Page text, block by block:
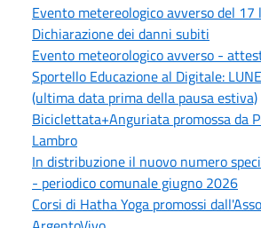
Evento metereologico avverso del
Dichiarazione dei danni subiti
Evento meteorologico avverso -
Sportello Educazione al Digitale:
(ultima data prima della pausa estiva)
Biciclettata+Anguriata promossa da
Lambro
In distribuzione il nuovo numero
- periodico comunale giugno 2026
Corsi di Hatha Yoga promossi